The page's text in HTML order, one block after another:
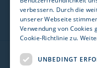
Die
verbessern. Durch die
unserer Webseite
Verwendung von Cookies
Cookie-Richtlinie zu.
UNBEDINGT